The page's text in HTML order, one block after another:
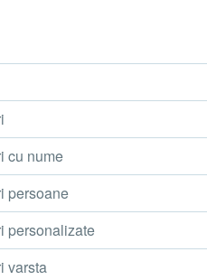
cu nume
persoane
personalizate
varsta